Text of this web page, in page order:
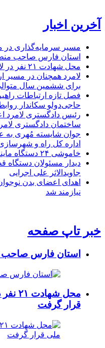
آخرین اخبار
مسیر سرمایه‌گذاری
استان فارس صاحب
محل شهادت ۲۱ نفر در لامرد در مسیر ثبت ملی قرار گرفت
لامرد همچنان در مسیر
برای ششمین سال
فصل تازه ارتباطات
حاجی‌دولو سکاندار
رئیس دادگستری لامرد
ساختمان دادگستری
جوان شایسته مُهری به
اداره کل راه و
خاموشی ۲۴ دستگاه ماینر فاقد مجوز در لامرد
دیدار مسئولان دستگاه
جاویدالاثر علی اجرایی
اهدای اعضای بدن
نیازمند شد
خبر تاپ صفحه
استان فارس صاحب
محل
قرار گرفت